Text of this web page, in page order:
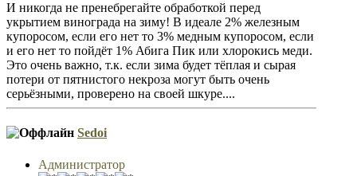
И никогда не пренебрегайте обработкой перед
укрытием винограда на зиму! В идеале 2% железным
купоросом, если его нет то 3% медным купоросом, если
и его нет то пойдёт 1% Абига Пик или хлорокись меди.
Это очень важно, т.к. если зима будет тёплая и сырая
потери от пятнистого некроза могут быть очень
серьёзными, проверено на своей шкуре....
Sedoi
Администратор